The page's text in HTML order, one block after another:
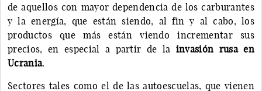
de aquellos con mayor dependencia de los carburantes
y la energía, que están siendo, al fin y al cabo, los
productos que más están viendo incrementar sus
precios, en especial a partir de la invasión rusa en
Ucrania.
Sectores tales como el de las autoescuelas, que vienen